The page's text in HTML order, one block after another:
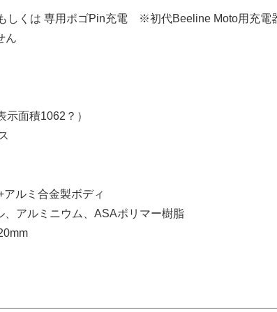
しくは 専用ポゴPin充電 ※初代Beeline Moto用充電
ん
示面積1062？）
ルミ合金製ボディ
、アルミニウム、ASAポリマー樹脂